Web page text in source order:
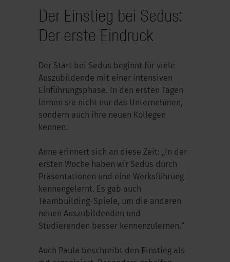
Der Einstieg bei Sedus:
Der erste Eindruck
Der Start bei Sedus beginnt für viele
Auszubildende mit einer intensiven
Einführungsphase. In den ersten Tagen
lernen sie nicht nur das Unternehmen,
sondern auch ihre neuen Kollegen
kennen.
Anne erinnert sich an diese Zeit: „In der
ersten Woche haben wir Sedus durch
Präsentationen und eine Werksführung
kennengelernt. Es gab auch
Teambuilding-Spiele, um die anderen
neuen Auszubildenden und
Studierenden besser kennenzulernen.“
Auch Paula beschreibt den Einstieg als